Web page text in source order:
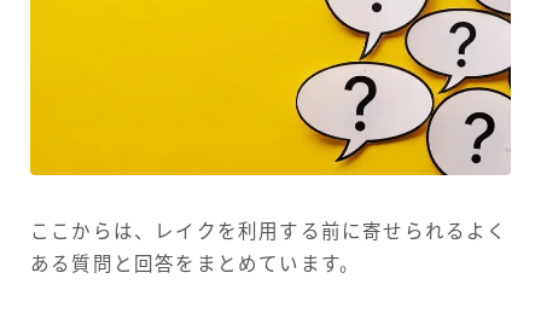
ここからは、レイクを利用する前に寄せられるよく
ある質問と回答をまとめています。